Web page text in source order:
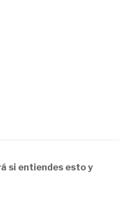
si entiendes esto y